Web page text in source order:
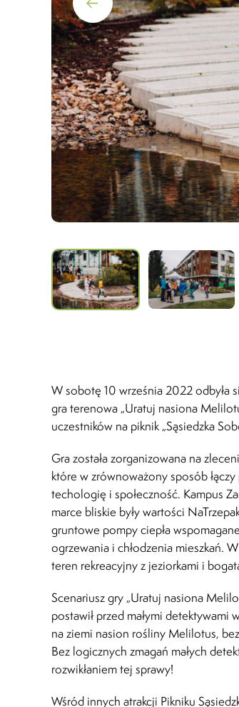
W sobotę 10 września 2022 odbyła
gra terenowa „Uratuj nasiona
uczestników na piknik „Sąsiedzka
Gra została zorganizowana na
które w zrównoważony sposób
techologię i społeczność. Kampus
marce bliskie były wartości
gruntowe pompy ciepła
ogrzewania i chłodzenia mieszkań. W
teren rekreacyjnyz jeziorkami i
Scenariusz gry „Uratuj nasiona
postawił przed małymi detektywami
na ziemi nasion rośliny Melilotus,
Bez logicznych zmagań małych
rozwikłaniem tej sprawy!
Wśród innych atrakcji Pikniku